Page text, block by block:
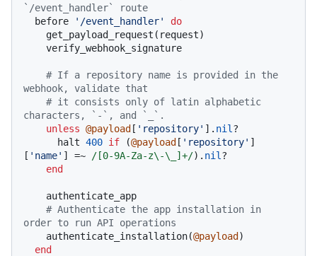
`/event_handler` route
  before
'/event_handler'
do
# If a repository name is provided in the
webhook, validate that
# it consists only of latin alphabetic
characters, `-`, and `_`.
unless @payload [ 'repository' ]. nil ?
      halt
400 if (@payload [ 'repository' ]
[ 'name' ] =~ /[0-9A-Za-z\-\_]+/). nil ?
end
# Authenticate the app installation in
order to run API operations
    authenticate_installation(
@payload )
end